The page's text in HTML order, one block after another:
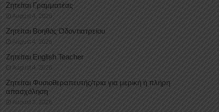
Ζητείται Γραμματέας
August 4, 2026
Ζητείται Βοηθός Οδοντιατρείου
August 4, 2026
Ζητείται English Teacher
August 4, 2026
Ζητείται Φυσιοθεραπευτής/τρια για μερική ή πλήρη
απασχόληση
August 3, 2026